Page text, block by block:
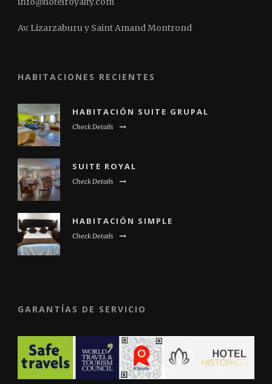
Av. Lizarzaburu y Saint Amand Montrond
HABITACIONES RECIENTES
HABITACIÓN SUITE GRUPAL
Check Details
SUITE ROYAL
Check Details
HABITACIÓN SIMPLE
Check Details
GARANTÍAS DE SERVICIO